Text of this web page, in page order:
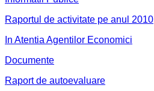
Raportul de activitate pe anul 2010
In Atentia Agentilor Economici
Documente
Raport de autoevaluare